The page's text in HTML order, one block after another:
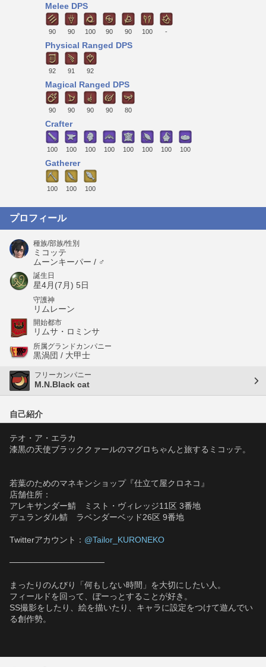
Melee DPS
90 90 100 90 90 100 -
Physical Ranged DPS
92 91 92
Magical Ranged DPS
90 90 90 90 80
Crafter
100 100 100 100 100 100 100 100
Gatherer
100 100 100
プロフィール
種族/部族/性別
ミコッテ
ムーンキーパー / ♂
誕生日
星4月(7月) 5日
守護神
リムレーン
開始都市
リムサ・ロミンサ
所属グランドカンパニー
黒渦団 / 大甲士
フリーカンパニー
M.N.Black cat
自己紹介
テオ・ア・エラカ
漆黒の天使ブラッククァールのマグロちゃんと旅するミコッテ。
若葉のためのマネキンショップ『仕立て屋クロネコ』
店舗住所：
アレキサンダー鯖　ミスト・ヴィレッジ11区 3番地
デュランダル鯖　ラベンダーベッド26区 9番地
Twitterアカウント： @Tailor_KURONEKO
────────────────
まったりのんびり「何もしない時間」を大切にしたい人。
フィールドを回って、ぼーっとすることが好き。
SS撮影をしたり、絵を描いたり、キャラに設定をつけて遊んでい
る創作勢。